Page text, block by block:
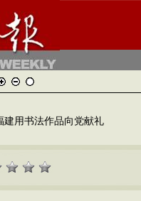
书法作品向党献礼